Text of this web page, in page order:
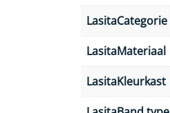
LasitaCategorie
LasitaMateriaal
LasitaKleurkast